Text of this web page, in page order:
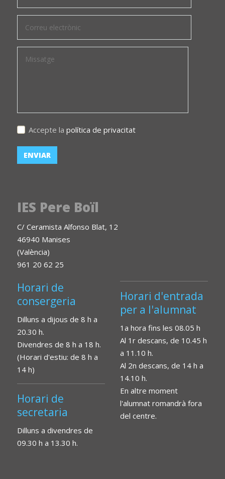
Accepte la política de privacitat
IES Pere Boïl
C/ Ceramista Alfonso Blat, 12
46940 Manises
(València)
961 20 62 25
Horari de
consergeria
Dilluns a dijous de 8 h a
20.30 h.
Divendres de 8 h a 18 h.
(Horari d'estiu: de 8 h a
14 h)
Horari de
secretaria
Dilluns a divendres de
09.30 h a 13.30 h.
Horari d'entrada
per a l'alumnat
1a hora fins les 08.05 h
Al 1r descans, de 10.45 h
a 11.10 h.
Al 2n descans, de 14 h a
14.10 h.
En altre moment
l'alumnat romandrà fora
del centre.